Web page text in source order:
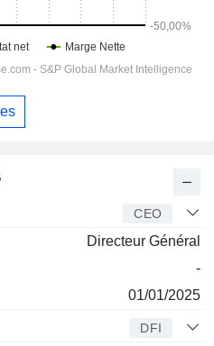
CEO
Directeur Général
-
01/01/2025
DFI